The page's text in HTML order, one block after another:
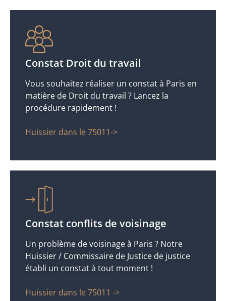
Constat Droit du travail
Vous souhaitez réaliser un constat à Paris en
matière de Droit du travail ? Lancez la
procédure rapidement !
Huissier dans le 75011->
Constat conflits de voisinage
Un problème de voisinage à Paris ? Notre
Huissier / Commissaire de Justice de justice
établi un constat à tout moment !
Huissier dans le 75011 ->